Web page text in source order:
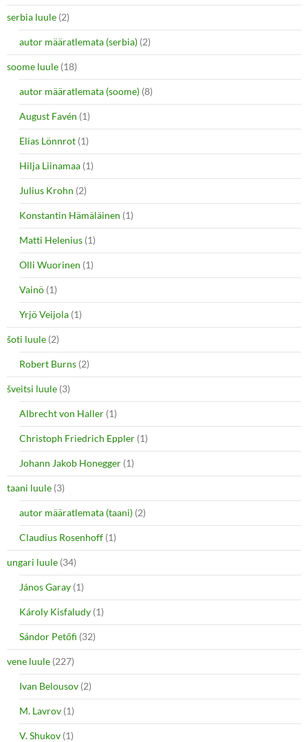
serbia luule (2)
autor määratlemata (serbia) (2)
soome luule (18)
autor määratlemata (soome) (8)
August Favén (1)
Elias Lönnrot (1)
Hilja Liinamaa (1)
Julius Krohn (2)
Konstantin Hämäläinen (1)
Matti Helenius (1)
Olli Wuorinen (1)
Vainö (1)
Yrjö Veijola (1)
šoti luule (2)
Robert Burns (2)
šveitsi luule (3)
Albrecht von Haller (1)
Christoph Friedrich Eppler (1)
Johann Jakob Honegger (1)
taani luule (3)
autor määratlemata (taani) (2)
Claudius Rosenhoff (1)
ungari luule (34)
János Garay (1)
Károly Kisfaludy (1)
Sándor Petőfi (32)
vene luule (227)
Ivan Belousov (2)
M. Lavrov (1)
V. Shukov (1)